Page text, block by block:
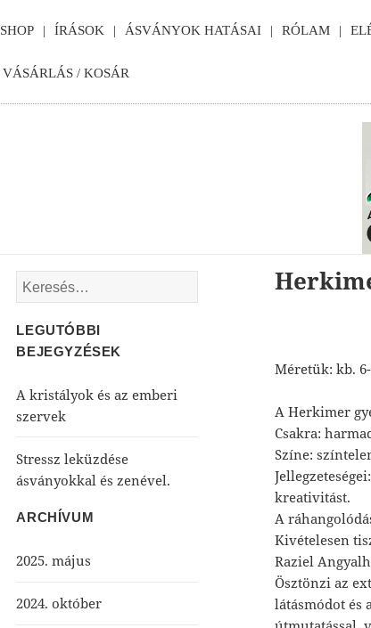
SHOP ÍRÁSOK ÁSVÁNYOK HATÁSAI RÓLAM
VÁSÁRLÁS / KOSÁR
Méretük: kb.
A Herkimer
Csakra:
Színe:
kreativitást.
A
Kivételesen
Raziel
Ösztönzi az
látásmódot és
Keresés:
LEGUTÓBBI
BEJEGYZÉSEK
A kristályok és az emberi
szervek
Stressz leküzdése
ásványokkal és zenével.
ARCHÍVUM
2025. május
2024. október